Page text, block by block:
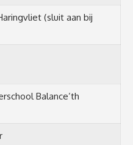
(sluit aan bij
Balance’th